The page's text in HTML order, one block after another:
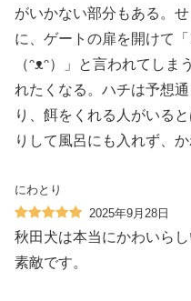
がいかない部分もある。
に、ゲートの扉を開けて
（ᵔᴥᵔ）」と言われてし
れたくなる。ハチは予想
り、餌をくれる人がいる
りして風呂にも入れず、
にわとり
2025年9月28日
秋田犬は本当にかわいら
素敵です。